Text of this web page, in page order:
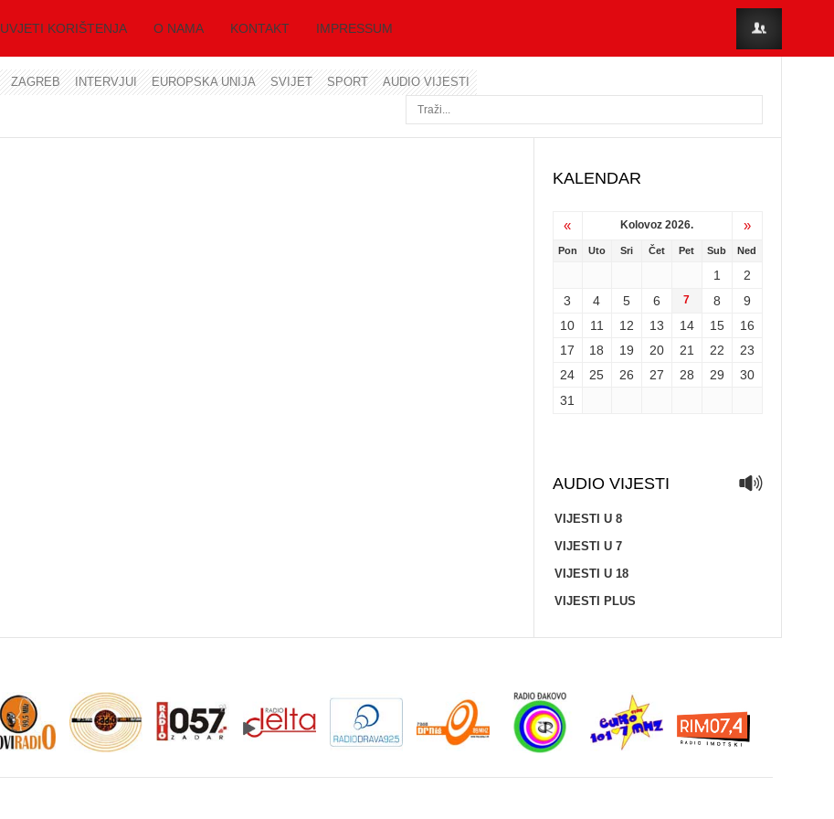
UVJETI KORIŠTENJA O NAMA KONTAKT IMPRESSUM
ZAGREB INTERVJUI EUROPSKA UNIJA SVIJET SPORT AUDIO VIJESTI
KALENDAR
« Kolovoz 2026. »
Pon Uto Sri Čet Pet Sub Ned
1
2
3
4 5 6 7 8
9
10
11 12 13 14 15
16
17
18 19 20 21 22
23
24
25 26 27 28 29
30
31
AUDIO VIJESTI
VIJESTI U 8
VIJESTI U 7
VIJESTI U 18
VIJESTI PLUS